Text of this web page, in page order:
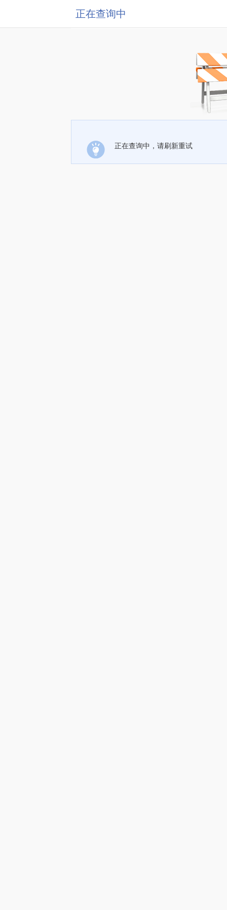
正在查询中
正在查询中，请刷新重试